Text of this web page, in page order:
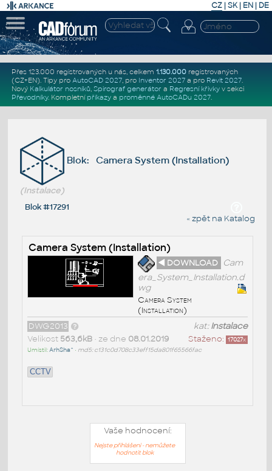
CZ | SK| EN | DE
Přes 123.000 registrovaných u nás, celkem 1.130.000registrovaných
(CZ+EN). Tipy pro AutoCAD 2027, pro Inventor 2027a pro Revit 2027.
Nový Kalkulátor nosníků, Spirograf generátor a Regresní křivkyv sekci
Převodníky. Kompletní příkazya proměnné AutoCADu 2027.
Blok: Camera System (Installation)
(Instalace)
Blok #17291
« zpět na Katalog
Camera System (Installation)
◄ DOWNLOAD
Cam
era_System_Installation.d
wg
Camera System
(Installation)
kat:Instalace
DWG2013
Staženo: 17027x
Velikost 563,6kB• ze dne 08.01.2019
Umístil:ArhSha^ • md5: c131c0d708c33eff15da801f65566fac
CCTV
Vaše hodnocení:
Nejste přihlášeni - nemůžete
hodnotit blok